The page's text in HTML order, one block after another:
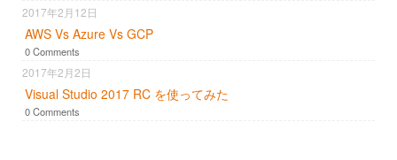
2017年2月12日
AWS Vs Azure Vs GCP
0 Comments
2017年2月2日
Visual Studio 2017 RC を使ってみた
0 Comments